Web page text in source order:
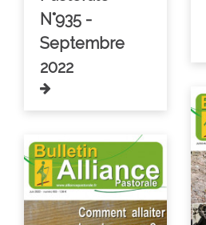
N°935 -
Septembre
2022